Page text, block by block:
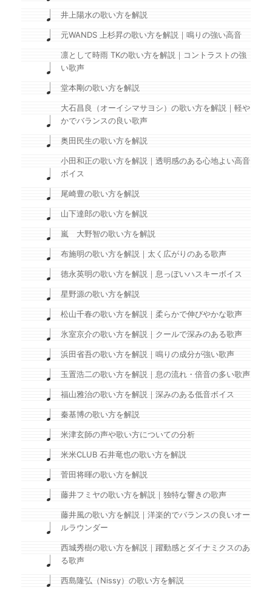
井上陽水の歌い方を解説
元WANDS 上杉昇の歌い方を解説｜鳴りの強い高音
凛として時雨 TKの歌い方を解説｜コントラストの強
い歌声
堂本剛の歌い方を解説
大石昌良（オーイシマサヨシ）の歌い方を解説｜軽や
かでバランスの良い歌声
奥田民生の歌い方を解説
小田和正の歌い方を解説｜透明感のある心地よい高音
ボイス
尾崎豊の歌い方を解説
山下達郎の歌い方を解説
嵐 大野智の歌い方を解説
布施明の歌い方を解説｜太く広がりのある歌声
徳永英明の歌い方を解説｜息っぽいハスキーボイス
星野源の歌い方を解説
松山千春の歌い方を解説｜柔らかで伸びやかな歌声
氷室京介の歌い方を解説｜クールで深みのある歌声
浜田省吾の歌い方を解説｜鳴りの成分が強い歌声
玉置浩二の歌い方を解説｜息の流れ・倍音の多い歌声
福山雅治の歌い方を解説｜深みのある低音ボイス
秦基博の歌い方を解説
米津玄師の声や歌い方についての分析
米米CLUB 石井竜也の歌い方を解説
菅田将暉の歌い方を解説
藤井フミヤの歌い方を解説｜独特な響きの歌声
藤井風の歌い方を解説｜洋楽的でバランスの良いオー
ルラウンダー
西城秀樹の歌い方を解説｜躍動感とダイナミクスのあ
る歌声
西島隆弘（Nissy）の歌い方を解説